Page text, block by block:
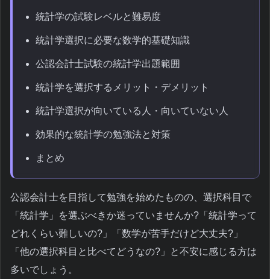
統計学の試験レベルと難易度
統計学選択に必要な数学的基礎知識
公認会計士試験の統計学出題範囲
統計学を選択するメリット・デメリット
統計学選択が向いている人・向いていない人
効果的な統計学の勉強法と対策
まとめ
公認会計士を目指して勉強を始めたものの、選択科目で
「統計学」を選ぶべきか迷っていませんか?「統計学って
どれくらい難しいの?」「数学が苦手だけど大丈夫?」
「他の選択科目と比べてどうなの?」と不安に感じる方は
多いでしょう。